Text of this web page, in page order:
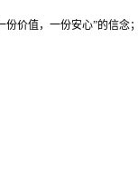
价值，一份安心”的信念